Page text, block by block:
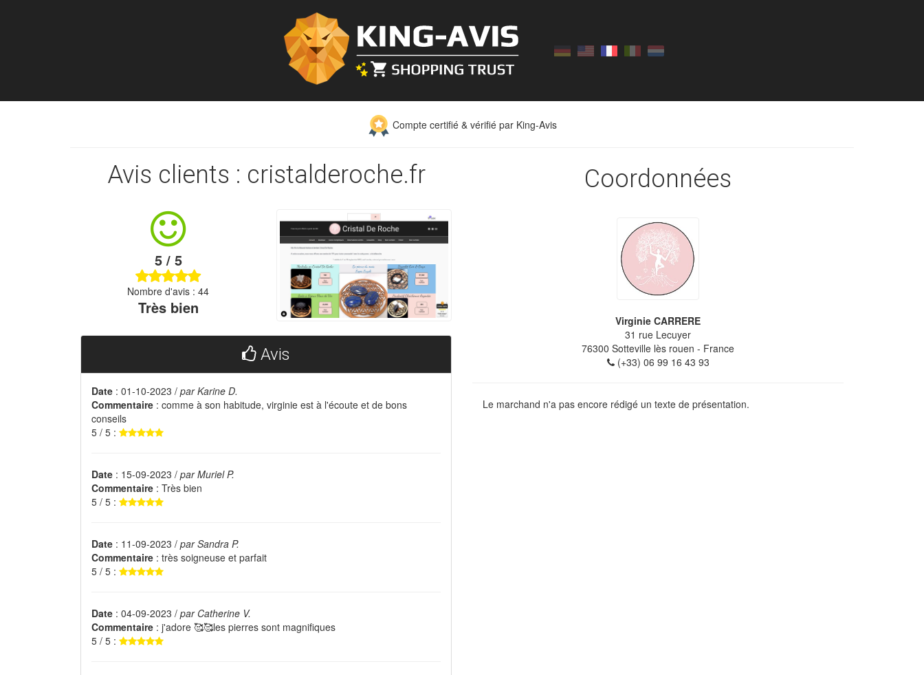
Compte certifié & vérifié par King-Avis
Avis clients : cristalderoche.fr
5 / 5
Nombre d'avis : 44
Très bien
Avis
Date : 01-10-2023 / par Karine D.
Commentaire : comme à son habitude, virginie est à l'écoute et de bons
conseils
5 / 5 :
Date : 15-09-2023 / par Muriel P.
Commentaire : Très bien
5 / 5 :
Date : 11-09-2023 / par Sandra P.
Commentaire : très soigneuse et parfait
5 / 5 :
Date : 04-09-2023 / par Catherine V.
Commentaire : j'adore 🥰🥰les pierres sont magnifiques
5 / 5 :
Coordonnées
Virginie CARRERE
31 rue Lecuyer
76300 Sotteville lès rouen - France
(+33) 06 99 16 43 93
Le marchand n'a pas encore rédigé un texte de présentation.